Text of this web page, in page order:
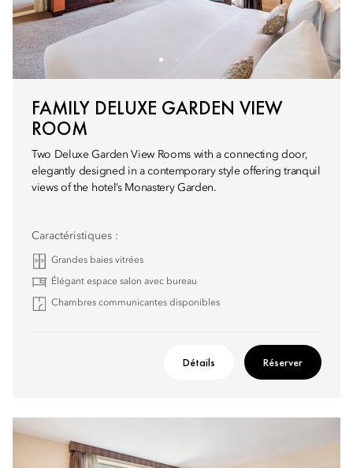
FAMILY DELUXE GARDEN VIEW
ROOM
Two Deluxe Garden View Rooms with a connecting door,
elegantly designed in a contemporary style offering tranquil
views of the hotel’s Monastery Garden.
Caractéristiques :
Grandes baies vitrées
Élégant espace salon avec bureau
Chambres communicantes disponibles
Détails Réserver